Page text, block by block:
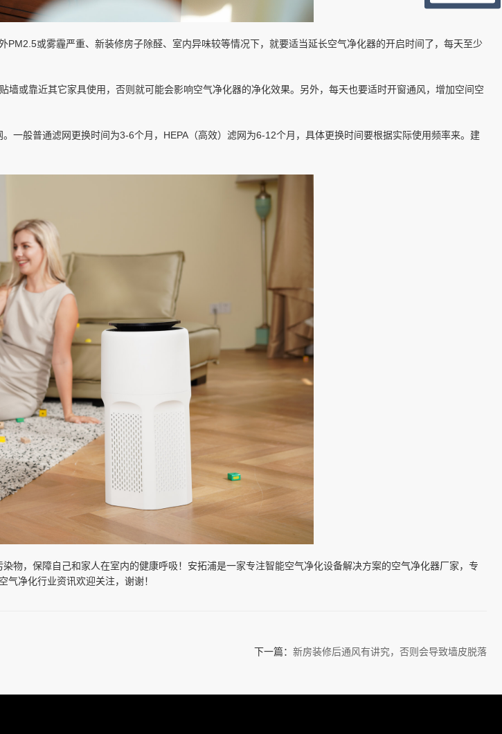
或雾霾严重、新装修房子除醛、室内异味较等情况下，就要适当延长空气净化器的开启时间了，每天至少
或靠近其它家具使用，否则就可能会影响空气净化器的净化效果。另外，每天也要适时开窗通风，增加空间空
一般普通滤网更换时间为3-6个月，HEPA（高效）滤网为6-12个月，具体更换时间要根据实际使用频率来。建
物，保障自己和家人在室内的健康呼吸！安拓浦是一家专注智能空气净化设备解决方案的空气净化器厂家，专
净化行业资讯欢迎关注，谢谢！
下一篇： 新房装修后通风有讲究，否则会导致墙皮脱落